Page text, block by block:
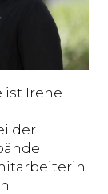
ist Irene
der